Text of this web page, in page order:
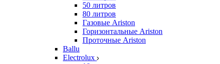
50 литров
80 литров
Газовые Ariston
Горизонтальные Ariston
Проточные Ariston
Ballu
Electrolux